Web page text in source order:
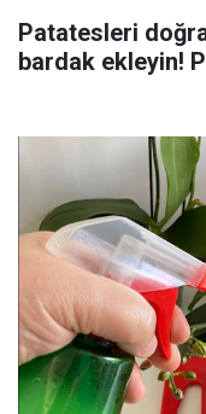
Patatesleri
bardak ekleyin!